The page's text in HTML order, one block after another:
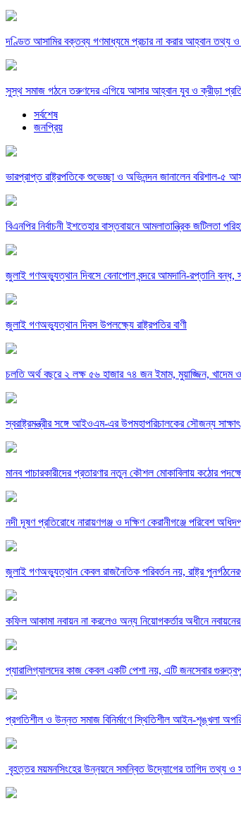
দণ্ডিত আসামির বক্তব্য গণমাধ্যমে প্রচার না করার আহ্বান তথ্য ও
সুস্থ সমাজ গঠনে তরুণদের এগিয়ে আসার আহ্বান যুব ও ক্রীড়া
সর্বশেষ
জনপ্রিয়
ভারপ্রাপ্ত রাষ্ট্রপতিকে শুভেচ্ছা ও অভিনন্দন জানালেন
বিএনপির নির্বাচনী ইশতেহার বাস্তবায়নে আমলাতান্ত্রিক জটিলতা
জুলাই গণঅভ্যুত্থান দিবসে বেনাপোল বন্দরে আমদানি-রপ্তানি বন্ধ,
জুলাই গণঅভ্যুত্থান দিবস উপলক্ষ্যে রাষ্ট্রপতির বাণী
চলতি অর্থ বছরে ২ লক্ষ ৫৬ হাজার ৭৪ জন ইমাম, মুয়াজ্জিন, খাদেম
স্বরাষ্ট্রমন্ত্রীর সঙ্গে আইওএম-এর উপমহাপরিচালকের সৌজন্য সাক্ষাৎ
মানব পাচারকারীদের প্রতারণার নতুন কৌশল মোকাবিলায় কঠোর
নদী দূষণ প্রতিরোধে নারায়ণগঞ্জ ও দক্ষিণ কেরানীগঞ্জে পরিবেশ
জুলাই গণঅভ্যুত্থান কেবল রাজনৈতিক পরিবর্তন নয়, রাষ্ট্র
কফিল আকামা নবায়ন না করলেও অন্য নিয়োগকর্তার অধীনে নবায়নের
প্যারালিগ্যালদের কাজ কেবল একটি পেশা নয়, এটি জনসেবার
‎প্রগতিশীল ও উন্নত সমাজ বিনির্মাণে স্থিতিশীল আইন-শৃঙ্খলা
বৃহত্তর ময়মনসিংহের উন্নয়নে সমন্বিত উদ্যোগের তাগিদ তথ্য ও